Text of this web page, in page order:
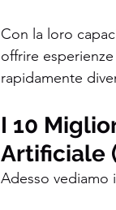
Con la loro
offrire
rapidamente
I 10
Artificiale
Adesso vediamo